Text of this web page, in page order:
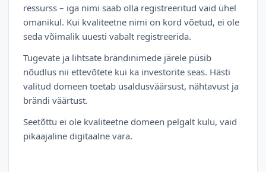
ressurss – iga nimi saab olla registreeritud vaid ühel
omanikul. Kui kvaliteetne nimi on kord võetud, ei ole
seda võimalik uuesti vabalt registreerida.
Tugevate ja lihtsate brändinimede järele püsib
nõudlus nii ettevõtete kui ka investorite seas. Hästi
valitud domeen toetab usaldusväärsust, nähtavust ja
brändi väärtust.
Seetõttu ei ole kvaliteetne domeen pelgalt kulu, vaid
pikaajaline digitaalne vara.